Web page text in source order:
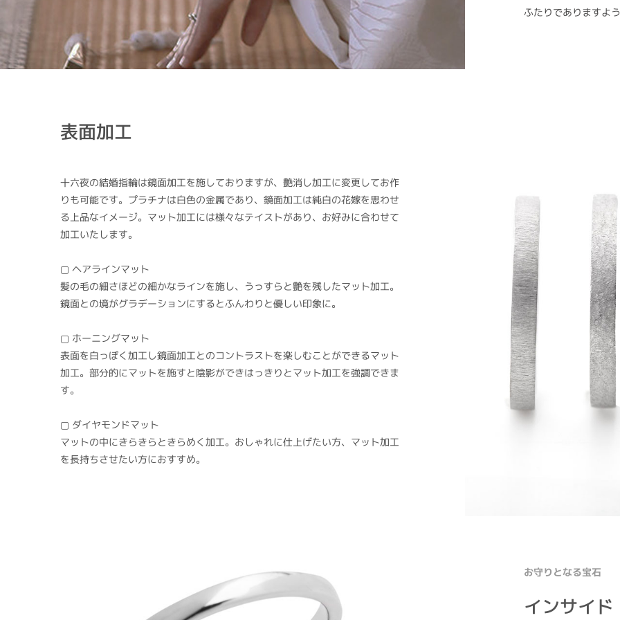
ふたりでありますよ
表面加工
十六夜の結婚指輪は鏡面加工を施しておりますが、艶消し加工に変更してお作
りも可能です。プラチナは白色の金属であり、鏡面加工は純白の花嫁を思わせ
る上品なイメージ。マット加工には様々なテイストがあり、お好みに合わせて
加工いたします。
▢ ヘアラインマット
髪の毛の細さほどの細かなラインを施し、うっすらと艶を残したマット加工。
鏡面との境がグラデーションにするとふんわりと優しい印象に。
▢ ホーニングマット
表面を白っぽく加工し鏡面加工とのコントラストを楽しむことができるマット
加工。部分的にマットを施すと陰影ができはっきりとマット加工を強調できま
す。
▢ ダイヤモンドマット
マットの中にきらきらときらめく加工。おしゃれに仕上げたい方、マット加工
を長持ちさせたい方におすすめ。
お守りとなる宝石
インサイド